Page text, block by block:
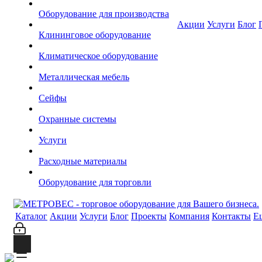
Оборудование для производства
Клининговое оборудование
Климатическое оборудование
Металлическая мебель
Сейфы
Охранные системы
Услуги
Расходные материалы
Оборудование для торговли
Акции Услуги Блог
Каталог Акции Услуги Блог Проекты Компания Контакты